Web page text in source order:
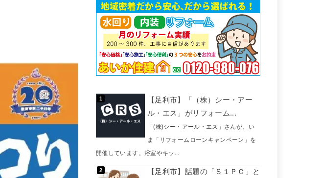
【足利市】「（株）シー・アー
ル・エス」がリフォーム...
「(株)シー・アール・エス」さんが、い
ま「リフォームローンキャンペーン」を
開催しています。浴室やキッ...
【足利市】話題の「Ｓ１ＰＣ」と